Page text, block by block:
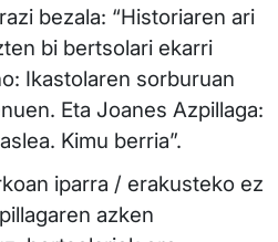
bezala: “Historiaren ari
bi bertsolari ekarri
Ikastolaren sorburuan
Eta Joanes Azpillaga:
Kimu berria”.
iparra / erakusteko ez
azken